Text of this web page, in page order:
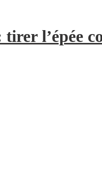
l’épée